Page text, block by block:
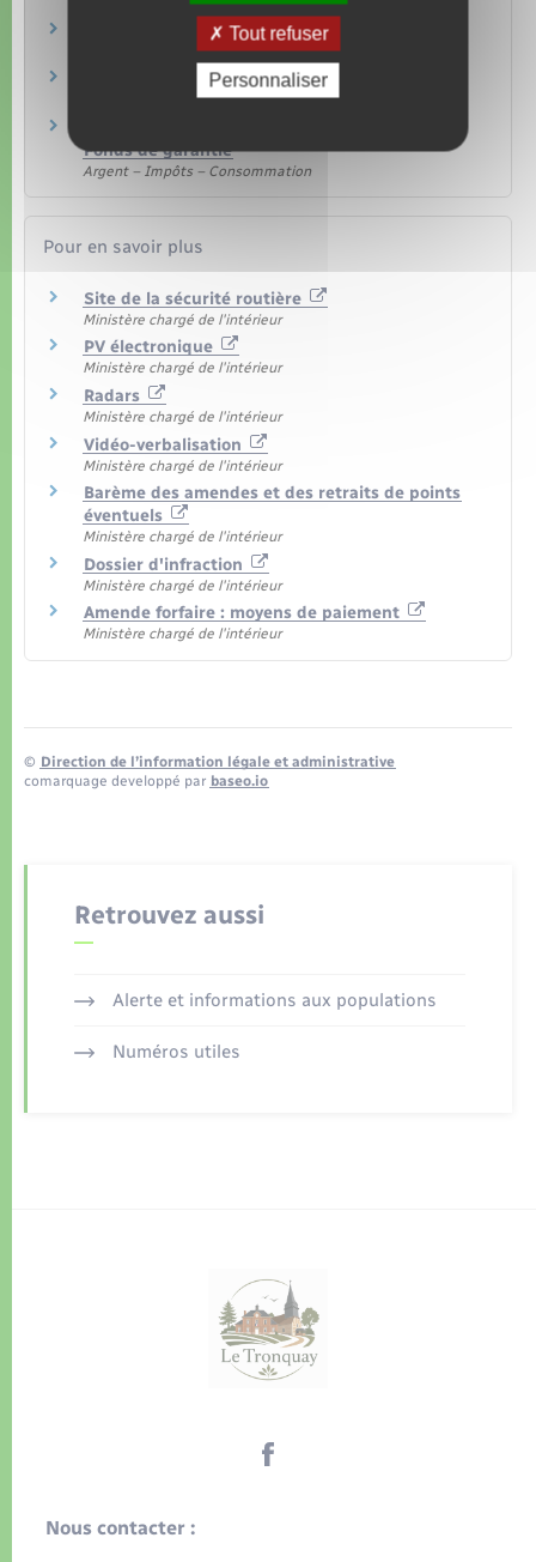
Permis de conduire
Transports – Mobilité
Fonds de garantie
Argent – Impôts – Consommation
Pour en savoir plus
Site de la sécurité routière
Ministère chargé de l'intérieur
PV électronique
Ministère chargé de l'intérieur
Radars
Ministère chargé de l'intérieur
Vidéo-verbalisation
Ministère chargé de l'intérieur
Barème des amendes et des retraits de points
éventuels
Ministère chargé de l'intérieur
Dossier d'infraction
Ministère chargé de l'intérieur
Amende forfaire : moyens de paiement
Ministère chargé de l'intérieur
© Direction de l’information légale et administrative
comarquage developpé par baseo.io
Retrouvez aussi
Alerte et informations aux populations
Numéros utiles
Nous contacter :
Tout refuser
Personnaliser